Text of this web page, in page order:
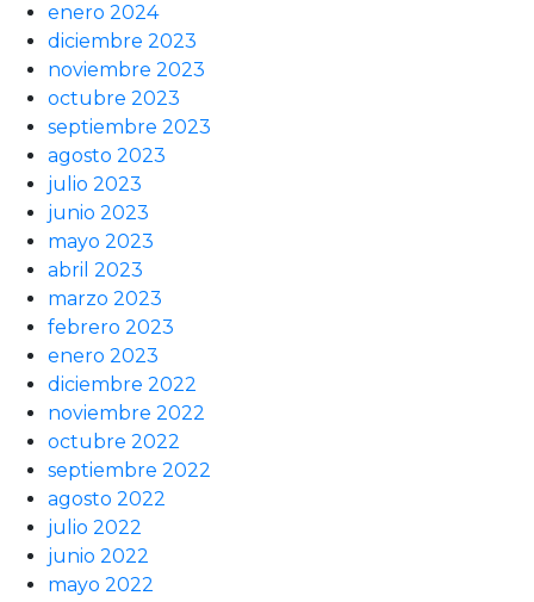
enero 2024
diciembre 2023
noviembre 2023
octubre 2023
septiembre 2023
agosto 2023
julio 2023
junio 2023
mayo 2023
abril 2023
marzo 2023
febrero 2023
enero 2023
diciembre 2022
noviembre 2022
octubre 2022
septiembre 2022
agosto 2022
julio 2022
junio 2022
mayo 2022